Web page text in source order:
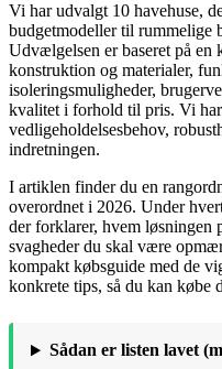
Vi har udvalgt 10 havehuse,
budgetmodeller til rummelige
Udvælgelsen er baseret på en
konstruktion og materialer,
isoleringsmuligheder,
kvalitet i forhold til pris. Vi
vedligeholdelsesbehov,
indretningen.
I artiklen finder du en
overordnet i 2026. Under
der forklarer, hvem løsningen
svagheder du skal være
kompakt købsguide med de
konkrete tips, så du kan købe
Sådan er listen lavet